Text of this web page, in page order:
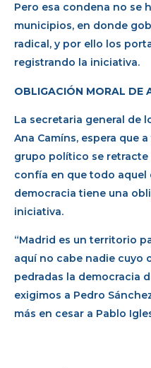
Pero esa condena no se
municipios, en donde
radical, y por ello los
registrando la iniciativa.
OBLIGACIÓN MORAL DE
La secretaria general de
Ana Camíns, espera que
grupo político se
confía en que todo aquel
democracia tiene una
iniciativa.
“Madrid es un territorio
aquí no cabe nadie cuyo
pedradas la democracia
exigimos a Pedro
más en cesar a Pablo